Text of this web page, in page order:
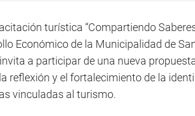
turística “Compartiendo
Económico de la Municipalidad de
a participar de una nueva
reflexión y el fortalecimiento de la
vinculadas al turismo.